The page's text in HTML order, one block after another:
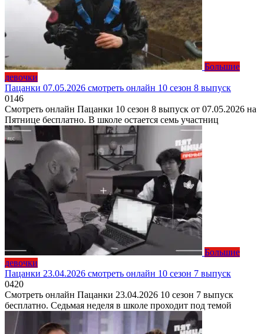
Большие
девочки
Пацанки 07.05.2026 смотреть онлайн 10 сезон 8 выпуск
0146
Смотреть онлайн Пацанки 10 сезон 8 выпуск от 07.05.2026 на
Пятнице бесплатно. В школе остается семь участниц
Большие
девочки
Пацанки 23.04.2026 смотреть онлайн 10 сезон 7 выпуск
0420
Смотреть онлайн Пацанки 23.04.2026 10 сезон 7 выпуск
бесплатно. Седьмая неделя в школе проходит под темой